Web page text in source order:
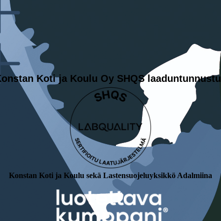
Koti ja Koulu Oy SHQS
Konstan Koti ja Koulu sekä Lastensuojeluyksikkö Adalmiina